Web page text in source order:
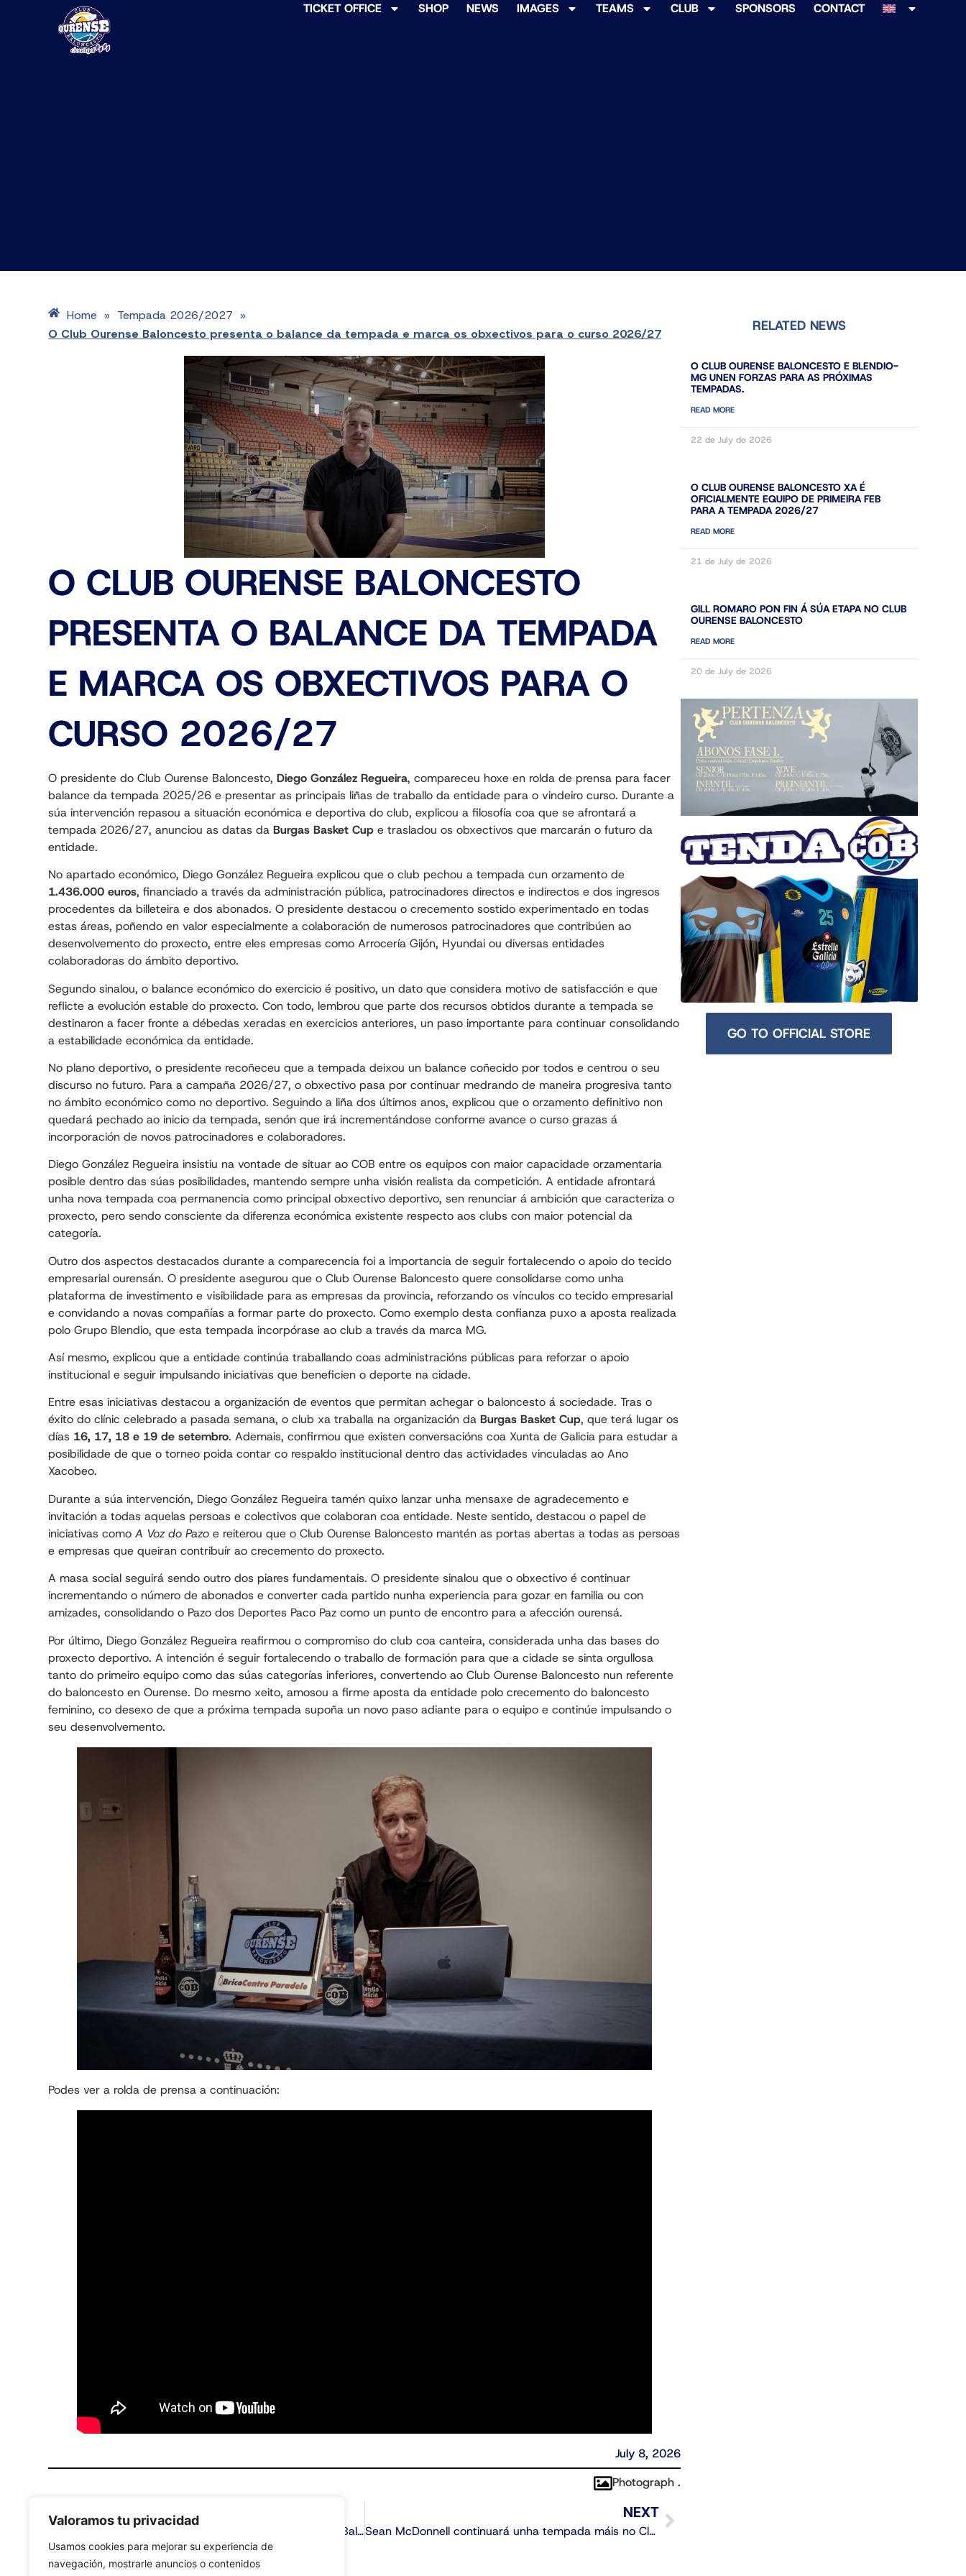
Valoramos tu privacidad
Usamos cookies para mejorar su experiencia de
navegación, mostrarle anuncios o contenidos
TICKET OFFICE SHOP NEWS IMAGES TEAMS CLUB SPONSORS CONTACT
Home » Tempada 2026/2027 »
O Club Ourense Baloncesto presenta o balance da tempada e marca os obxectivos para o curso 2026/27
O CLUB OURENSE BALONCESTO
PRESENTA O BALANCE DA TEMPADA
E MARCA OS OBXECTIVOS PARA O
CURSO 2026/27
O presidente do Club Ourense Baloncesto,Diego González Regueira, compareceu hoxe en rolda de prensa para facer
balance da tempada 2025/26 e presentar as principais liñas de traballo da entidade para o vindeiro curso. Durante a
súa intervención repasou a situación económica e deportiva do club, explicou a filosofía coa que se afrontará a
tempada 2026/27, anunciou as datas daBurgas Basket Cup e trasladou os obxectivos que marcarán o futuro da
entidade.
No apartado económico, Diego González Regueira explicou que o club pechou a tempada cun orzamento de
1.436.000 euros, financiado a través da administración pública, patrocinadores directos e indirectos e dos ingresos
procedentes da billeteira e dos abonados. O presidente destacou o crecemento sostido experimentado en todas
estas áreas, poñendo en valor especialmente a colaboración de numerosos patrocinadores que contribúen ao
desenvolvemento do proxecto, entre eles empresas como Arrocería Gijón, Hyundai ou diversas entidades
colaboradoras do ámbito deportivo.
Segundo sinalou, o balance económico do exercicio é positivo, un dato que considera motivo de satisfacción e que
reflicte a evolución estable do proxecto. Con todo, lembrou que parte dos recursos obtidos durante a tempada se
destinaron a facer fronte a débedas xeradas en exercicios anteriores, un paso importante para continuar consolidando
a estabilidade económica da entidade.
No plano deportivo, o presidente recoñeceu que a tempada deixou un balance coñecido por todos e centrou o seu
discurso no futuro. Para a campaña 2026/27, o obxectivo pasa por continuar medrando de maneira progresiva tanto
no ámbito económico como no deportivo. Seguindo a liña dos últimos anos, explicou que o orzamento definitivo non
quedará pechado ao inicio da tempada, senón que irá incrementándose conforme avance o curso grazas á
incorporación de novos patrocinadores e colaboradores.
Diego González Regueira insistiu na vontade de situar ao COB entre os equipos con maior capacidade orzamentaria
posible dentro das súas posibilidades, mantendo sempre unha visión realista da competición. A entidade afrontará
unha nova tempada coa permanencia como principal obxectivo deportivo, sen renunciar á ambición que caracteriza o
proxecto, pero sendo consciente da diferenza económica existente respecto aos clubs con maior potencial da
categoría.
Outro dos aspectos destacados durante a comparecencia foi a importancia de seguir fortalecendo o apoio do tecido
empresarial ourensán. O presidente asegurou que o Club Ourense Baloncesto quere consolidarse como unha
plataforma de investimento e visibilidade para as empresas da provincia, reforzando os vínculos co tecido empresarial
e convidando a novas compañías a formar parte do proxecto. Como exemplo desta confianza puxo a aposta realizada
polo Grupo Blendio, que esta tempada incorpórase ao club a través da marca MG.
Así mesmo, explicou que a entidade continúa traballando coas administracións públicas para reforzar o apoio
institucional e seguir impulsando iniciativas que beneficien o deporte na cidade.
Entre esas iniciativas destacou a organización de eventos que permitan achegar o baloncesto á sociedade. Tras o
éxito do clínic celebrado a pasada semana, o club xa traballa na organización daBurgas Basket Cup, que terá lugar os
días 16, 17, 18 e 19 de setembro. Ademais, confirmou que existen conversacións coa Xunta de Galicia para estudar a
posibilidade de que o torneo poida contar co respaldo institucional dentro das actividades vinculadas ao Ano
Xacobeo.
Durante a súa intervención, Diego González Regueira tamén quixo lanzar unha mensaxe de agradecemento e
invitación a todas aquelas persoas e colectivos que colaboran coa entidade. Neste sentido, destacou o papel de
iniciativas comoA Voz do Pazo e reiterou que o Club Ourense Baloncesto mantén as portas abertas a todas as persoas
e empresas que queiran contribuír ao crecemento do proxecto.
A masa social seguirá sendo outro dos piares fundamentais. O presidente sinalou que o obxectivo é continuar
incrementando o número de abonados e converter cada partido nunha experiencia para gozar en familia ou con
amizades, consolidando o Pazo dos Deportes Paco Paz como un punto de encontro para a afección ourensá.
Por último, Diego González Regueira reafirmou o compromiso do club coa canteira, considerada unha das bases do
proxecto deportivo. A intención é seguir fortalecendo o traballo de formación para que a cidade se sinta orgullosa
tanto do primeiro equipo como das súas categorías inferiores, convertendo ao Club Ourense Baloncesto nun referente
do baloncesto en Ourense. Do mesmo xeito, amosou a firme aposta da entidade polo crecemento do baloncesto
feminino, co desexo de que a próxima tempada supoña un novo paso adiante para o equipo e continúe impulsando o
seu desenvolvemento.
Podes ver a rolda de prensa a continuación:
July 8, 2026
Photograph .
PREVIOUS
Sesan Russell reforza o perímetro do Club Ourense Baloncesto
NEXT
Sean McDonnell continuará unha tempada máis no Club Ourense Baloncesto
RELATED NEWS
O CLUB OURENSE BALONCESTO E BLENDIO-
MG UNEN FORZAS PARA AS PRÓXIMAS
TEMPADAS.
READ MORE
22 de July de 2026
O CLUB OURENSE BALONCESTO XA É
OFICIALMENTE EQUIPO DE PRIMEIRA FEB
PARA A TEMPADA 2026/27
READ MORE
21 de July de 2026
GILL ROMARO PON FIN Á SÚA ETAPA NO CLUB
OURENSE BALONCESTO
READ MORE
20 de July de 2026
GO TO OFFICIAL STORE